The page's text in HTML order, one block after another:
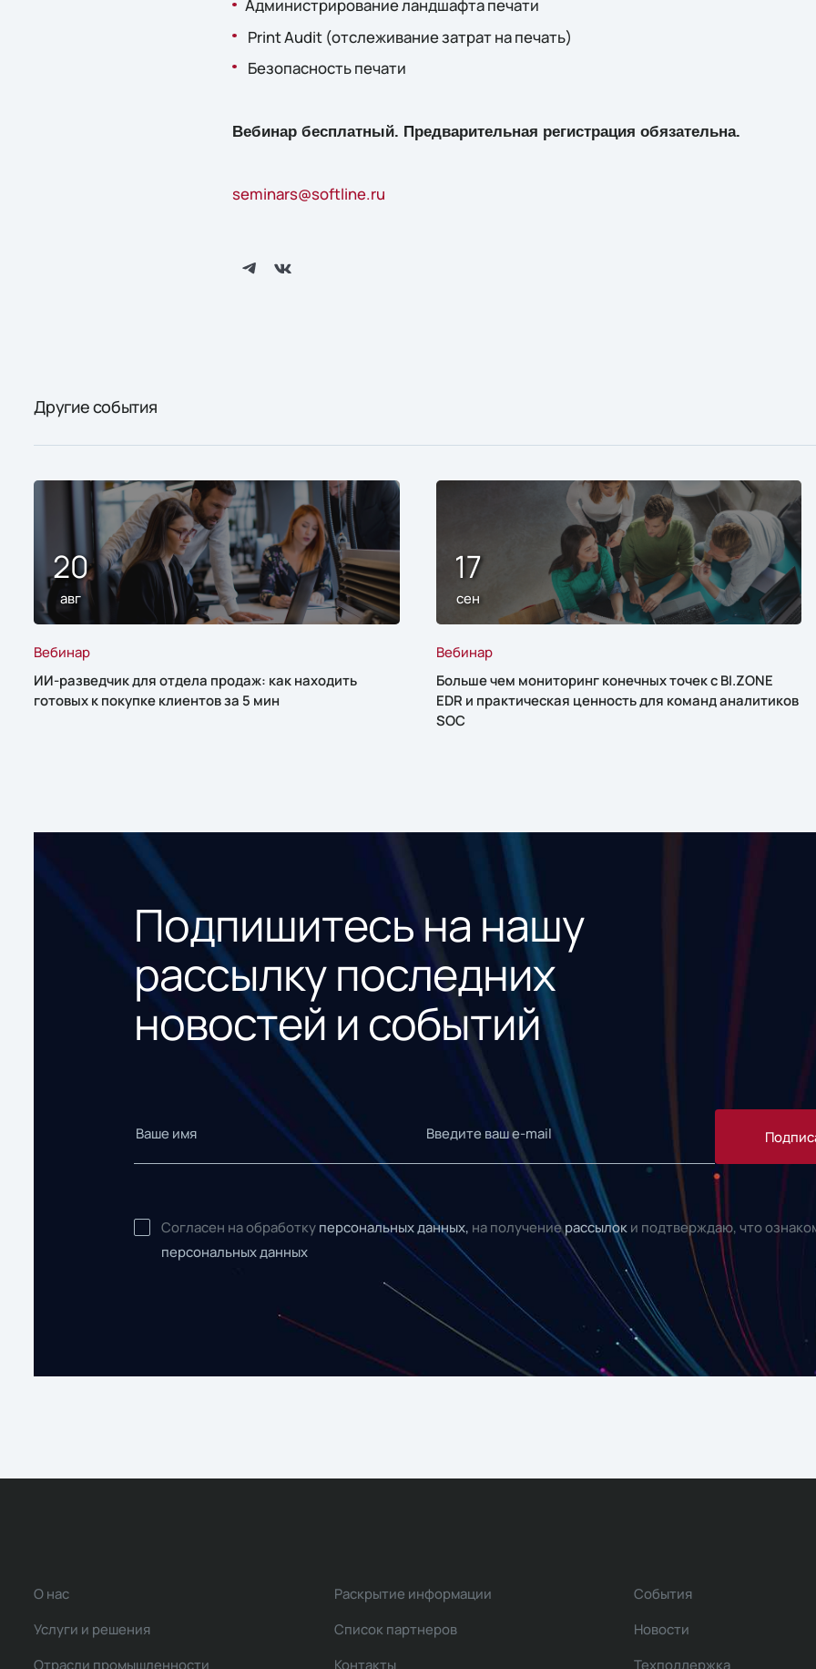
Администрирование ландшафта печати
Print Audit (отслеживание затрат на печать)
Безопасность печати
Вебинар бесплатный. Предварительная регистрация обязательна.
seminars@softline.ru
Другие события
20
авг
Вебинар
ИИ-разведчик для отдела продаж: как находить
готовых к покупке клиентов за 5 мин
17
сен
Вебинар
Больше чем мониторинг конечных точек с BI.ZONE
EDR и практическая ценность для команд аналитиков
SOC
Подпишитесь на нашу
рассылку последних
новостей и событий
Согласен на обработку персональных данных, на получениерассылок и подтверждаю, что
персональных данных
О нас
Услуги и решения
Отрасли промышленности
Раскрытие информации
Список партнеров
Контакты
События
Новости
Техподдержка